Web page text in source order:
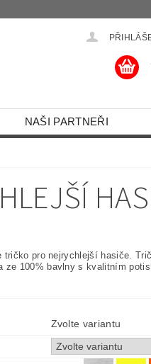
NAŠI PARTNEŘI
tričko pro nejrychlejší hasiče.
ze 100% bavlny s kvalitním
Zvolte variantu